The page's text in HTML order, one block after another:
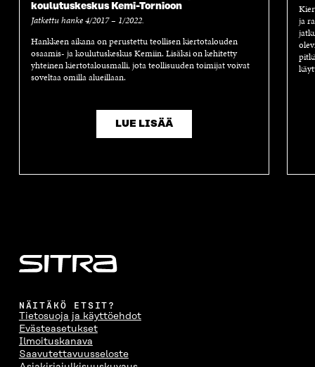
koulutuskeskus Kemi-Tornioon
Jatkettu hanke 4/2017 – 1/2022.
Hankkeen aikana on perustettu teollisen kiertotalouden
osaamis- ja koulutuskeskus Kemiin. Lisäksi on kehitetty
yhteinen kiertotalousmalli, jota teollisuuden toimijat voivat
soveltaa omilla alueillaan.
LUE LISÄÄ
ja
NÄITÄKÖ ETSIT?
Tietosuoja ja käyttöehdot
Evästeasetukset
Ilmoituskanava
Saavutettavuusseloste